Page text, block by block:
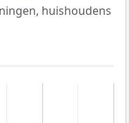
huishoudens